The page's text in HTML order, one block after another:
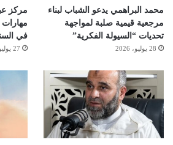
محمد البراهمي يدعو الشباب لبناء
مرجعية قيمية صلبة لمواجهة
تحديات “السيولة الفكرية”
28 يوليو، 2026
مركز
مهارات
في
27 يوليو، 2026